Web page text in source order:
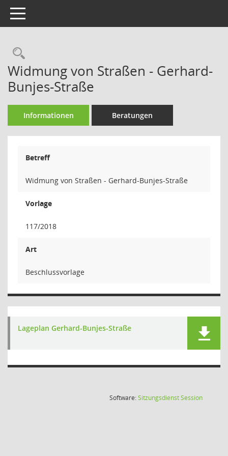
Toggle navigation
Rechercheauswahl
Widmung von Straßen - Gerhard-
Bunjes-Straße
Informationen Beratungen
Betreff
Widmung von Straßen - Gerhard-Bunjes-Straße
Vorlage
117/2018
Art
Beschlussvorlage
Lageplan Gerhard-Bunjes-Straße
Software:SitzungsdienstSession(Wird in